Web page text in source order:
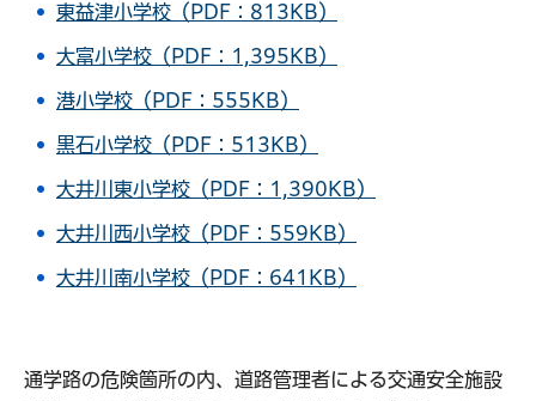
東益津小学校（PDF：813KB）
大富小学校（PDF：1,395KB）
港小学校（PDF：555KB）
黒石小学校（PDF：513KB）
大井川東小学校（PDF：1,390KB）
大井川西小学校（PDF：559KB）
大井川南小学校（PDF：641KB）
通学路の危険箇所の内、道路管理者による交通安全施設